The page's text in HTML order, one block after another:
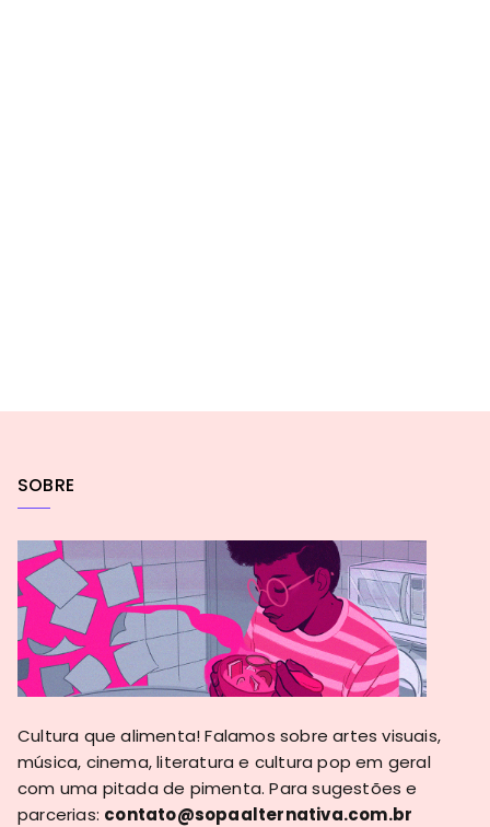
SOBRE
Cultura que alimenta! Falamos sobre artes visuais,
música, cinema, literatura e cultura pop em geral
com uma pitada de pimenta. Para sugestões e
parcerias: contato@sopaalternativa.com.br